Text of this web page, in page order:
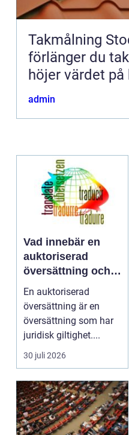
Takmålning
förlänger du
höjer värdet på
admin
Vad innebär en
auktoriserad
översättning och
när behövs den?
En auktoriserad
översättning är en
översättning som har
juridisk giltighet....
30 juli 2026